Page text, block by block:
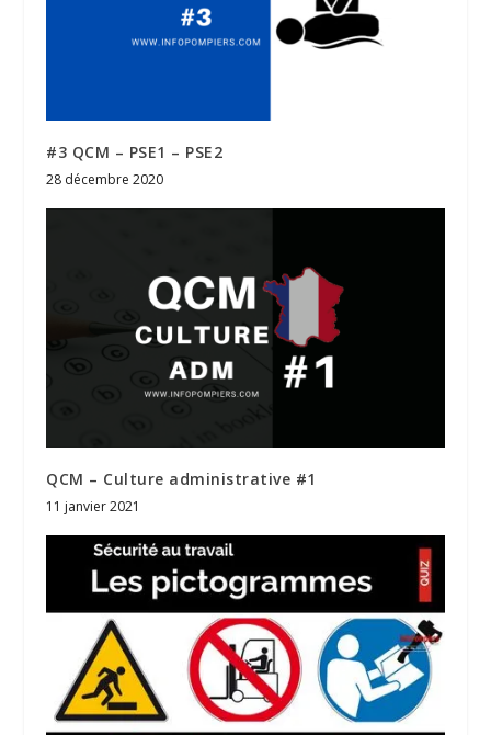
#3 QCM – PSE1 – PSE2
28 décembre 2020
QCM – Culture administrative #1
11 janvier 2021